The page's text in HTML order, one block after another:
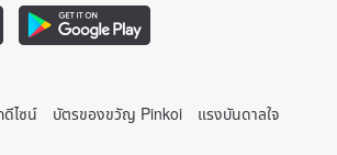
ไซน์ บัตรของขวัญ Pinkoi
แรงบันดาลใจ